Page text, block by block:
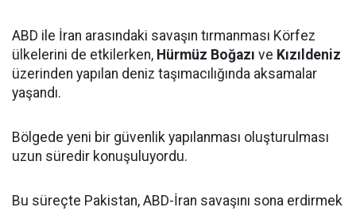
ABD ile İran arasındaki savaşın tırmanması Körfez
ülkelerini de etkilerken, Hürmüz Boğazı ve Kızıldeniz
üzerinden yapılan deniz taşımacılığında aksamalar
yaşandı.
Bölgede yeni bir güvenlik yapılanması oluşturulması
uzun süredir konuşuluyordu.
Bu süreçte Pakistan, ABD-İran savaşını sona erdirmek